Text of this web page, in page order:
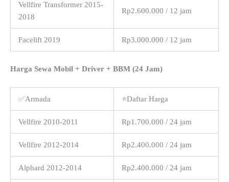
Vellfire Transformer 2015-
2018
Rp2.600.000 / 12 jam
Facelift 2019 Rp3.000.000 / 12 jam
Harga Sewa Mobil + Driver + BBM (24 Jam)
✅Armada ⭐Daftar Harga
Vellfire 2010-2011 Rp1.700.000 / 24 jam
Vellfire 2012-2014 Rp2.400.000 / 24 jam
Alphard 2012-2014 Rp2.400.000 / 24 jam